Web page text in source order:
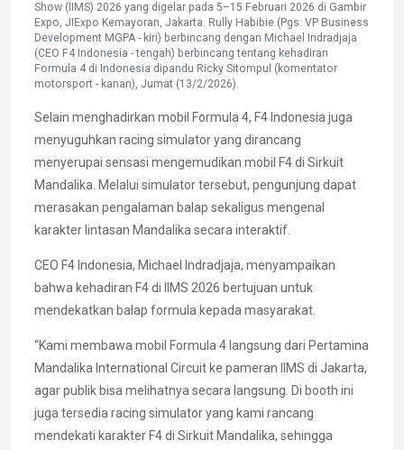
Show (IIMS) 2026 yang digelar pada 5–15 Februari 2026 di Gambir
Expo, JIExpo Kemayoran, Jakarta. Rully Habibie (Pgs. VP Business
Development MGPA - kiri) berbincang dengan Michael Indradjaja
(CEO F4 Indonesia - tengah) berbincang tentang kehadiran
Formula 4 di Indonesia dipandu Ricky Sitompul (komentator
motorsport - kanan), Jumat (13/2/2026).
Selain menghadirkan mobil Formula 4, F4 Indonesia juga
menyuguhkan racing simulator yang dirancang
menyerupai sensasi mengemudikan mobil F4 di Sirkuit
Mandalika. Melalui simulator tersebut, pengunjung dapat
merasakan pengalaman balap sekaligus mengenal
karakter lintasan Mandalika secara interaktif.
CEO F4 Indonesia, Michael Indradjaja, menyampaikan
bahwa kehadiran F4 di IIMS 2026 bertujuan untuk
mendekatkan balap formula kepada masyarakat.
“Kami membawa mobil Formula 4 langsung dari Pertamina
Mandalika International Circuit ke pameran IIMS di Jakarta,
agar publik bisa melihatnya secara langsung. Di booth ini
juga tersedia racing simulator yang kami rancang
mendekati karakter F4 di Sirkuit Mandalika, sehingga